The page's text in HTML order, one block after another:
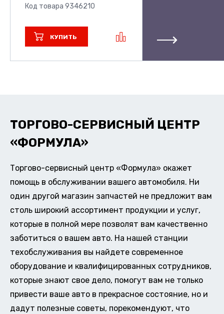
Код товара 9346210
КУПИТЬ
ТОРГОВО-СЕРВИСНЫЙ ЦЕНТР
«ФОРМУЛА»
Торгово-сервисный центр «Формула» окажет
помощь в обслуживании вашего автомобиля. Ни
один другой магазин запчастей не предложит вам
столь широкий ассортимент продукции и услуг,
которые в полной мере позволят вам качественно
заботиться о вашем авто. На нашей станции
техобслуживания вы найдете современное
оборудование и квалифицированных сотрудников,
которые знают свое дело, помогут вам не только
привести ваше авто в прекрасное состояние, но и
дадут полезные советы, порекомендуют, что